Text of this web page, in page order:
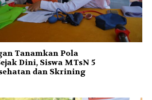
Tanamkan Pola
Dini, Siswa MTsN 5
dan Skrining